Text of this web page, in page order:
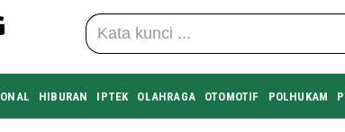
HIBURAN IPTEK OLAHRAGA OTOMOTIF POLHUKAM